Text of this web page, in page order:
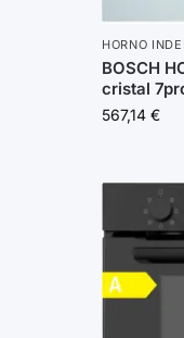
HORNO
BOSCH
cristal
567,14 €